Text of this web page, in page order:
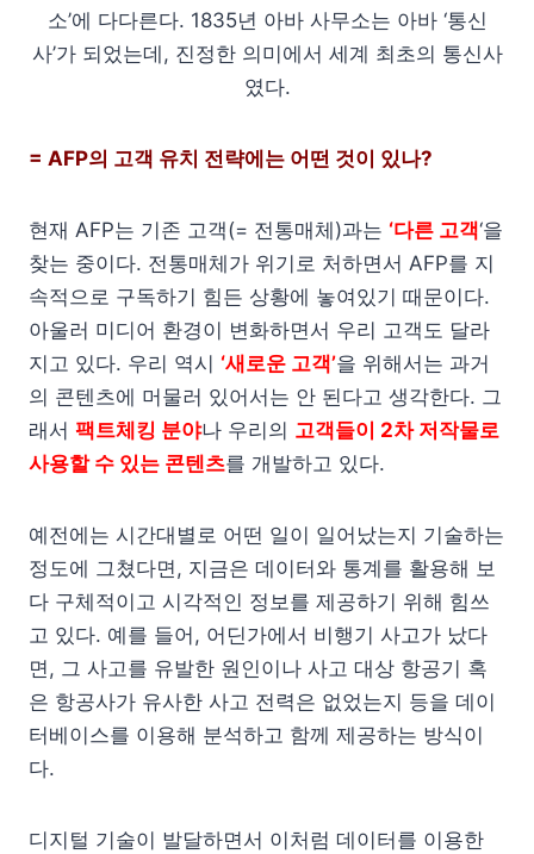
소’에 다다른다. 1835년 아바 사무소는 아바 ‘통신
사’가 되었는데, 진정한 의미에서 세계 최초의 통신사
였다.
= AFP의 고객 유치 전략에는 어떤 것이 있나?
현재 AFP는 기존 고객(= 전통매체)과는 ‘다른 고객‘을
찾는 중이다. 전통매체가 위기로 처하면서 AFP를 지
속적으로 구독하기 힘든 상황에 놓여있기 때문이다.
아울러 미디어 환경이 변화하면서 우리 고객도 달라
지고 있다. 우리 역시 ‘새로운 고객’을 위해서는 과거
의 콘텐츠에 머물러 있어서는 안 된다고 생각한다. 그
래서 팩트체킹 분야나 우리의 고객들이 2차 저작물로
사용할 수 있는 콘텐츠를 개발하고 있다.
예전에는 시간대별로 어떤 일이 일어났는지 기술하는
정도에 그쳤다면, 지금은 데이터와 통계를 활용해 보
다 구체적이고 시각적인 정보를 제공하기 위해 힘쓰
고 있다. 예를 들어, 어딘가에서 비행기 사고가 났다
면, 그 사고를 유발한 원인이나 사고 대상 항공기 혹
은 항공사가 유사한 사고 전력은 없었는지 등을 데이
터베이스를 이용해 분석하고 함께 제공하는 방식이
다.
디지털 기술이 발달하면서 이처럼 데이터를 이용한